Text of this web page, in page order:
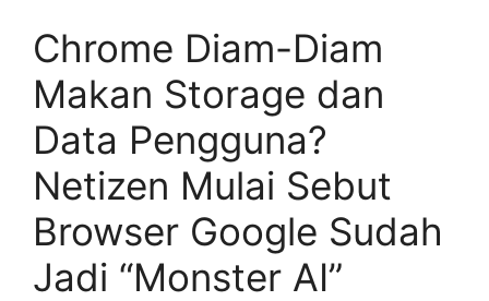
Chrome Diam-Diam
Makan Storage dan
Data Pengguna?
Netizen Mulai Sebut
Browser Google Sudah
Jadi “Monster AI”